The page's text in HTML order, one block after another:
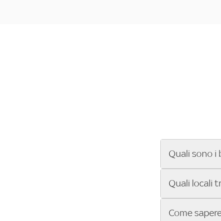
Quali sono i
Se cerchi un
ENILIVE, la
Sky Bar ti
Quali locali
Vuoi sapere
Come